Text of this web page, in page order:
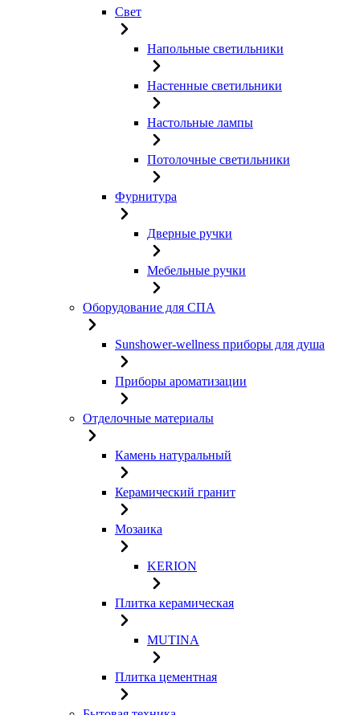
Свет
Напольные светильники
Настенные светильники
Настольные лампы
Потолочные светильники
Фурнитура
Дверные ручки
Мебельные ручки
Оборудование для СПА
Sunshower-wellness приборы для душа
Приборы ароматизации
Отделочные материалы
Камень натуральный
Керамический гранит
Мозаика
KERION
Плитка керамическая
MUTINA
Плитка цементная